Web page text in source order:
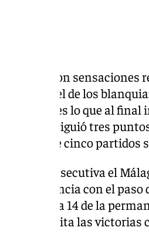
con sensaciones
partido el de los
Eso es lo que al
consiguió tres
racha de cinco partidos
consecutiva el
su urgencia con el
puntos, a 14 de la
necesita las victorias